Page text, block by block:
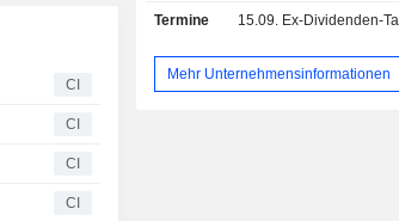
CI
CI
CI
CI
Unternehmen verfügt über ein
Lagerfeld, Kate Spade,
Moncler, Montblanc, Rochas,
Termine 15.09. Ex-Dividenden-Tag
Mehr Unternehmensinformationen